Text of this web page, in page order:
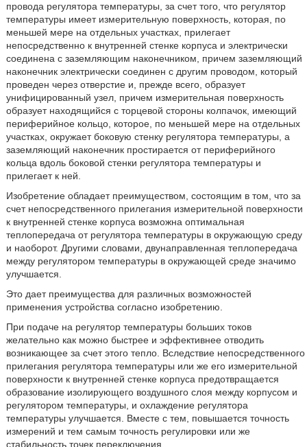
провода регулятора температуры, за счет того, что регулятор
температуры имеет измерительную поверхность, которая, по
меньшей мере на отдельных участках, прилегает
непосредственно к внутренней стенке корпуса и электрически
соединена с заземляющим наконечником, причем заземляющий
наконечник электрически соединен с другим проводом, который
проведен через отверстие и, прежде всего, образует
унифицированный узел, причем измерительная поверхность
образует находящийся с торцевой стороны колпачок, имеющий
периферийное кольцо, которое, по меньшей мере на отдельных
участках, окружает боковую стенку регулятора температуры, а
заземляющий наконечник простирается от периферийного
кольца вдоль боковой стенки регулятора температуры и
прилегает к ней.
Изобретение обладает преимуществом, состоящим в том, что за
счет непосредственного прилегания измерительной поверхности
к внутренней стенке корпуса возможна оптимальная
теплопередача от регулятора температуры в окружающую среду
и наоборот. Другими словами, двунаправленная теплопередача
между регулятором температуры в окружающей среде значимо
улучшается.
Это дает преимущества для различных возможностей
применения устройства согласно изобретению.
При подаче на регулятор температуры больших токов
желательно как можно быстрее и эффективнее отводить
возникающее за счет этого тепло. Вследствие непосредственного
прилегания регулятора температуры или же его измерительной
поверхности к внутренней стенке корпуса предотвращается
образование изолирующего воздушного слоя между корпусом и
регулятором температуры, и охлаждение регулятора
температуры улучшается. Вместе с тем, повышается точность
измерений и тем самым точность регулировки или же
стабильность точек переключения.